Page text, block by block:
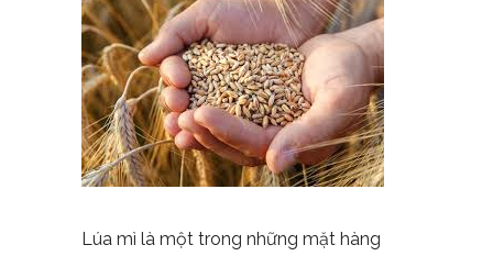
Lúa mì là một trong những mặt hàng